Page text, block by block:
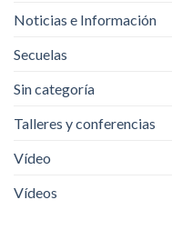
Noticias e Información
Secuelas
Sin categoría
Talleres y conferencias
Vídeo
Vídeos